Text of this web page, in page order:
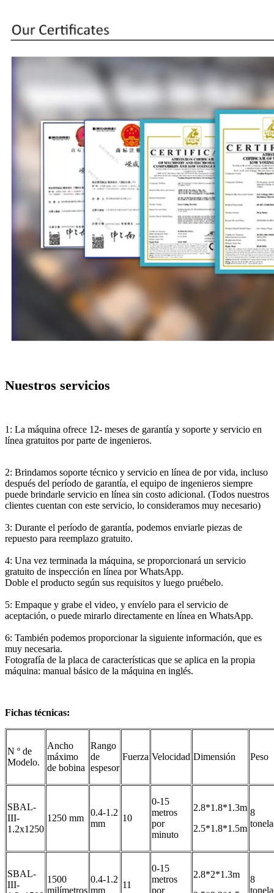
Nuestros servicios
1: La máquina ofrece 12- meses de garantía y soporte y servicio en
línea gratuitos por parte de ingenieros.
2: Brindamos soporte técnico y servicio en línea de por vida, incluso
después del período de garantía, el equipo de ingenieros siempre
puede brindarle servicio en línea sin costo adicional. (Todos nuestros
clientes cuentan con este servicio, lo consideramos muy necesario)
3: Durante el período de garantía, podemos enviarle piezas de
repuesto para reemplazo gratuito.
4: Una vez terminada la máquina, se proporcionará un servicio
gratuito de inspección en línea por WhatsApp.
Doble el producto según sus requisitos y luego pruébelo.
5: Empaque y grabe el video, y envíelo para el servicio de
aceptación, o puede mirarlo directamente en línea en WhatsApp.
6: También podemos proporcionar la siguiente información, que es
muy necesaria.
Fotografía de la placa de características que se aplica en la propia
máquina: manual básico de la máquina en inglés.
Fichas técnicas:
N º de
Modelo.
Ancho
máximo
de bobina
Rango
de
espesor
Fuerza Velocidad Dimensión Peso
SBAL-
III-
1.2x1250
1250 mm
0.4-1.2
mm
10
0-15
metros
por
minuto
2.8*1.8*1.3m
2.5*1.8*1.5m
8
SBAL-
III-
1500
milímetros
0.4-1.2
mm
11
0-15
metros
por
2.8*2*1.3m
8